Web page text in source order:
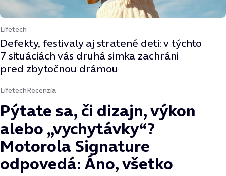
Lifetech
Defekty, festivaly aj stratené deti: v týchto
7 situáciách vás druhá simka zachráni
pred zbytočnou drámou
LifetechRecenzia
Pýtate sa, či dizajn, výkon
alebo „vychytávky“?
Motorola Signature
odpovedá: Áno, všetko